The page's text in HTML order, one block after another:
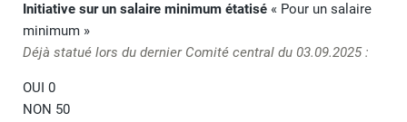
Initiative sur un salaire minimum étatisé « Pour un salaire
minimum »
Déjà statué lors du dernier Comité central du 03.09.2025 :
OUI 0
NON 50